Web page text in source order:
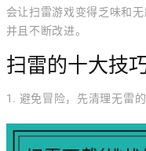
会让扫雷游戏变得乏味和
并且不断改进。
扫雷的十大技
1. 避免冒险，先清理无雷的